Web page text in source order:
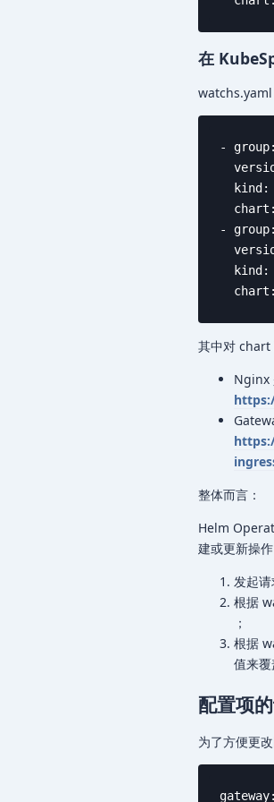
在
watchs.yaml
-
kind:
-
kind:
其中对 chart
Nginx
整体而言：
Helm
建或更新操作
发起请
根据
；
根据
值来
配置项
为了方便更
gateway: